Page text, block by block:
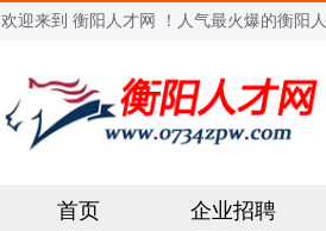
欢迎来到 衡阳人才网 ！人气最火爆的衡阳
首页 企业招聘